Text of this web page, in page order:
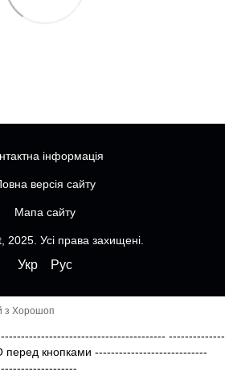
інформація
версія сайту
Мапа сайту
2025. Усі права захищені.
Укр Рус
з Хорошоп
--------------
кнопками ----------------------------